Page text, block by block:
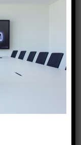
Der
Urteil
einem